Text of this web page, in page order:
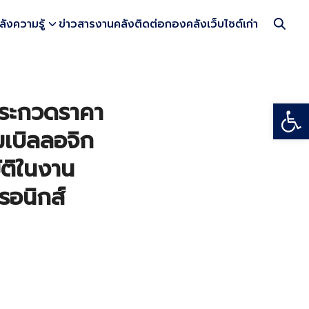
งความรู้ ข่าวสารงานคลังติดต่อกองคลังเว็บไซต์เก่า
กวดราคา
บิลลอจิก
ในงาน
อนิกส์